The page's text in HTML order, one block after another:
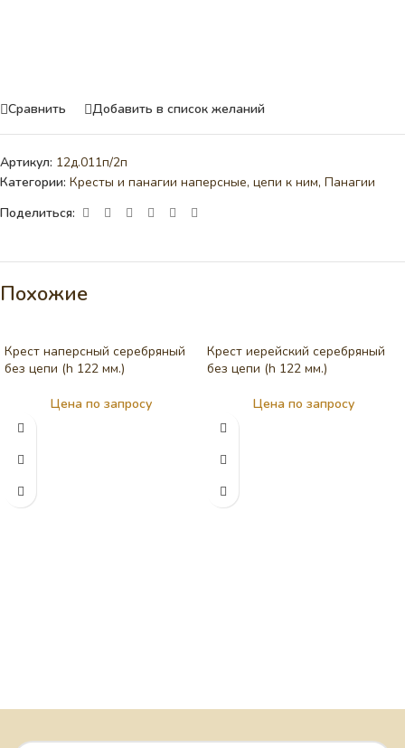
Сравнить Добавить в список желаний
Артикул: 12д.011п/2п
Категории: Кресты и панагии наперсные, цепи к ним, Панагии
Поделиться:
Похожие
Крест наперсный серебряный
без цепи (h 122 мм.)
Цена по запросу
Крест иерейский серебряный
без цепи (h 122 мм.)
Цена по запросу